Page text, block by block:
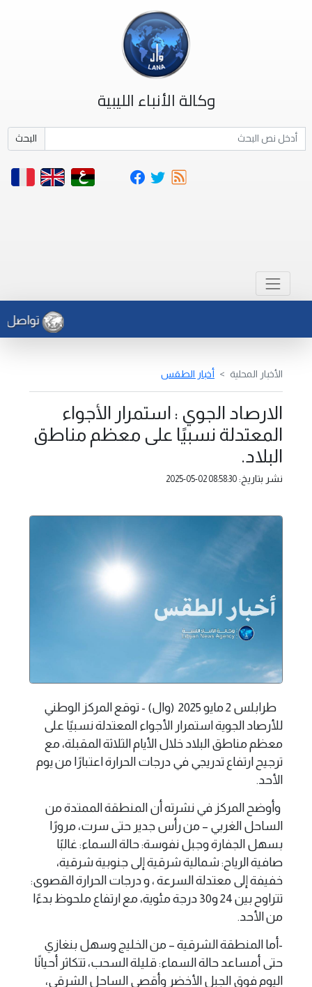
وكالة الأنباء الليبية
البحث
تواصل
الأخبار المحلية أخبار الطقس
الارصاد الجوي : استمرار الأجواء
المعتدلة نسبيًا على معظم مناطق
البلاد.
نشر بتاريخ: 2025-05-02 08:58:30
طرابلس 2 مايو 2025 (وال) - توقع المركز الوطني
للأرصاد الجوية استمرار الأجواء المعتدلة نسبيًا على
معظم مناطق البلاد خلال الأيام الثلاثة المقبلة، مع
ترجيح ارتفاع تدريجي في درجات الحرارة اعتبارًا من يوم
الأحد.
وأوضح المركز في نشرته أن المنطقة الممتدة من
الساحل الغربي – من رأس جدير حتى سرت، مرورًا
بسهل الجفارة وجبل نفوسة: حالة السماء: غالبًا
صافية الرياح: شمالية شرقية إلى جنوبية شرقية،
خفيفة إلى معتدلة السرعة ، و درجات الحرارة القصوى:
تتراوح بين 24 و30 درجة مئوية، مع ارتفاع ملحوظ بدءًا
من الأحد.
-أما المنطقة الشرقية – من الخليج وسهل بنغازي
حتى أمساعد حالة السماء: قليلة السحب، تتكاثر أحيانًا
اليوم فوق الجبل الأخضر وأقصى الساحل الشرقي،